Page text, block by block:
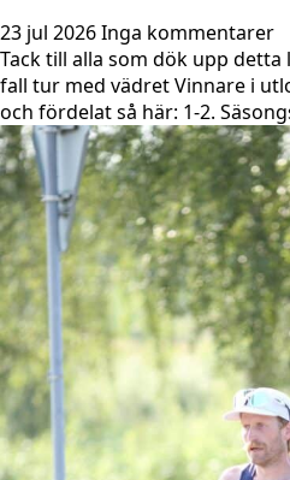
23 jul 2026Inga kommentarer
Tack till alla som dök upp detta
fall tur med vädret Vinnare i
och fördelat så här: 1-2.